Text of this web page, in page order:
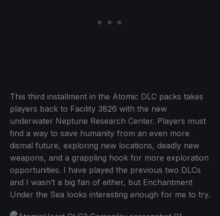
This third installment in the Atomic DLC packs takes
players back to Facility 3826 with the new
underwater Neptune Research Center. Players must
find a way to save humanity from an even more
dismal future, exploring new locations, deadly new
weapons, and a grappling hook for more exploration
opportunities. I have played the previous two DLCs
and I wasn’t a big fan of either, but Enchantment
Under the Sea looks interesting enough for me to try.